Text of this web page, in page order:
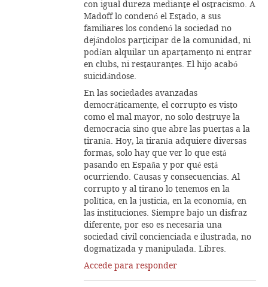
con igual dureza mediante el ostracismo. A
Madoff lo condenó el Estado, a sus
familiares los condenó la sociedad no
dejándolos participar de la comunidad, ni
podían alquilar un apartamento ni entrar
en clubs, ni restaurantes. El hijo acabó
suicidándose.
En las sociedades avanzadas
democráticamente, el corrupto es visto
como el mal mayor, no solo destruye la
democracia sino que abre las puertas a la
tiranía. Hoy, la tiranía adquiere diversas
formas, solo hay que ver lo que está
pasando en España y por qué está
ocurriendo. Causas y consecuencias. Al
corrupto y al tirano lo tenemos en la
política, en la justicia, en la economía, en
las instituciones. Siempre bajo un disfraz
diferente, por eso es necesaria una
sociedad civil concienciada e ilustrada, no
dogmatizada y manipulada. Libres.
Accede para responder